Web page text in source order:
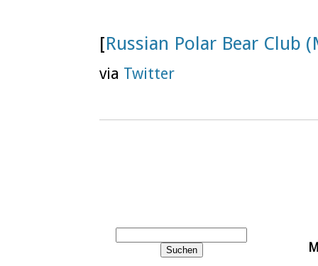
[Russian Polar Bear Club
via Twitter